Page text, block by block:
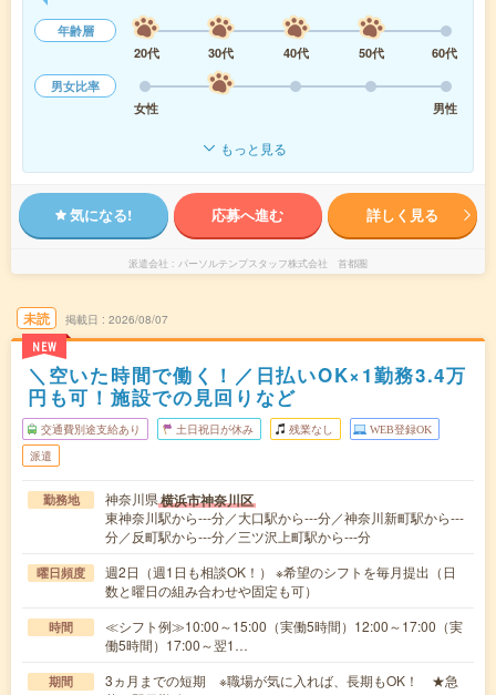
年齢層
20代
30代 40代 50代
60代
男女比率
女性
男性
もっと見る
気になる! 応募へ進む 詳しく見る
派遣会社 パーソルテンプスタッフ株式会社 首都圏
未読
NEW
掲載日 2026/08/07
＼空いた時間で働く！／日払いOK×1勤務3.4万
円も可！施設での見回りなど
交通費別途支給あり 土日祝日が休み 残業なし WEB登録OK
派遣
勤務地 神奈川県横浜市神奈川区
東神奈川駅から---分／大口駅から---分／神奈川新町駅から---
分／反町駅から---分／三ツ沢上町駅から---分
曜日頻度
週2日（週1日も相談OK！） ※希望のシフトを毎月提出（日
数と曜日の組み合わせや固定も可）
時間
≪シフト例≫10:00～15:00（実働5時間）12:00～17:00（実
働5時間）17:00～翌1…
期間
3ヵ月までの短期 ※職場が気に入れば、長期もOK！ ★急